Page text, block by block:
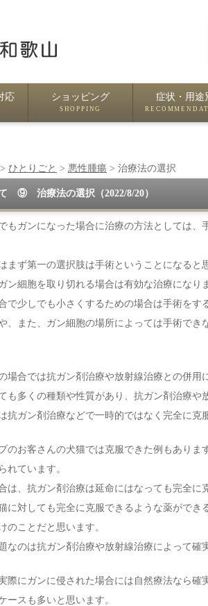
応 ショッピング
SHOPPING
症状・用途
> ひとりごと > 悪性腫瘍 > 治療法の選択
⑨ 治療法の選択（2022/8/20）
もガンになった場合に治療の方法としては、
まず第一の選択肢は手術ということになると
ン細胞を取り切れる場合は有効な治療にな
で少しでも小さくするための場合は手術をす
、また、ガン細胞の場所によっては手術でき
場合では抗ガン剤治療や放射線治療との併用
も多くの種類や性質があり、抗ガン剤治療や
抗ガン剤治療などで一時的ではなく完全に克
のお客さんの犬猫では克服できた例もありま
れています。
は、抗ガン剤治療は延命にはなっても完全に
に対しても完全に克服できるような薬ができ
のことだと思います。
なのは抗ガン剤治療や放射線治療によって確
際にガンに侵された場合には自然療法なら確
ースも多いと思います。